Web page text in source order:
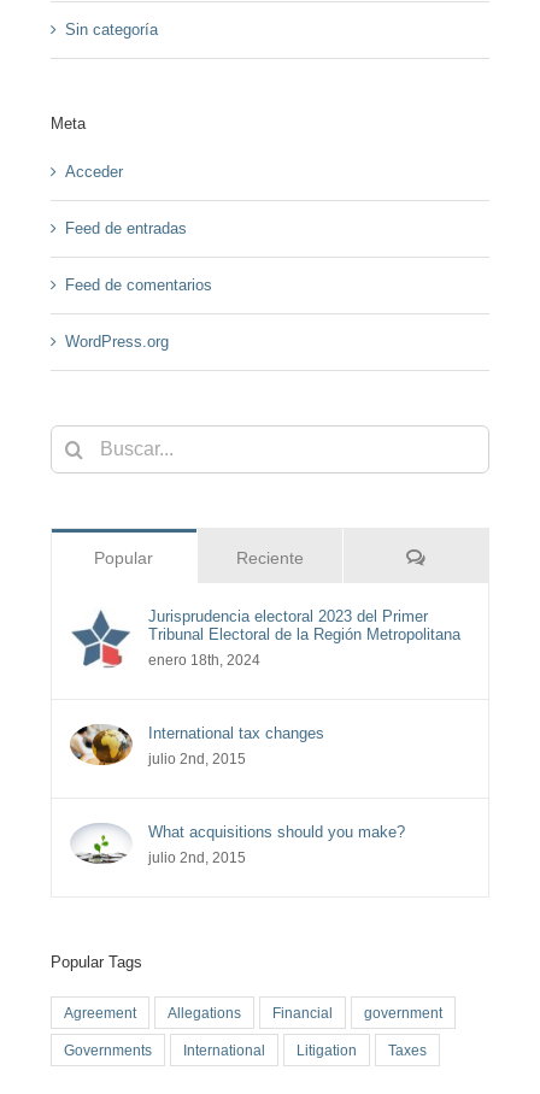
Sin categoría
Meta
Acceder
Feed de entradas
Feed de comentarios
WordPress.org
Buscar:
Popular Reciente Comentarios
Jurisprudencia electoral 2023 del Primer
Tribunal Electoral de la Región Metropolitana
enero 18th, 2024
International tax changes
julio 2nd, 2015
What acquisitions should you make?
julio 2nd, 2015
Popular Tags
Agreement Allegations Financial government
Governments International Litigation Taxes